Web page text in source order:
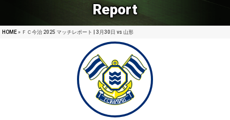
Report
HOME» ＦＣ今治 2025 マッチレポート | 3月30日 vs 山形